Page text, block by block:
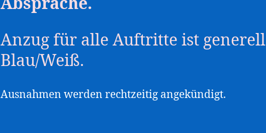
Absprache.
Anzug für alle Auftritte ist generell
Blau/Weiß.
Ausnahmen werden rechtzeitig angekündigt.